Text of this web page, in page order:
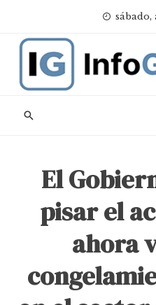
content
sábado,
El
pisar el
ahora